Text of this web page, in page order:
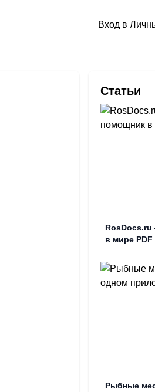
Вход в
Статьи
в мире PDF
Рыбные